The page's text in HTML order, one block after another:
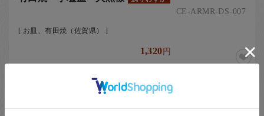
CE-ARMR-DS-007
[ お皿、有田焼（佐賀県） ]
1,320円